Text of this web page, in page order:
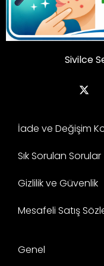
Sivilce
İade ve Değişim
Sık Sorulan Sorular
Gizlilik ve Güvenlik
Mesafeli Satış
Genel